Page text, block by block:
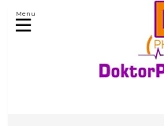
Menu